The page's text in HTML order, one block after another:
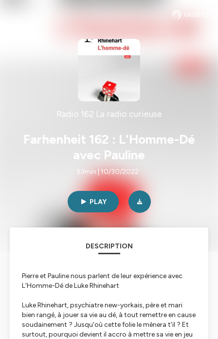
Radio 162 La radio curieuse
Farhenheit 162 : L'Homme-Dé
avec Pauline
53min | 10/30/2022
PLAY
DESCRIPTION
Pierre et Pauline nous parlent de leur expérience avec
L'Homme-Dé de Luke Rhinehart
Luke Rhinehart, psychiatre new-yorkais, père et mari
bien rangé, à jouer sa vie au dé, à tout remettre en cause
soudainement ? Jusqu'où cette folie le mènera t'il ? Et
surtout, pourquoi devient il accro à mettre sa vie en jeu